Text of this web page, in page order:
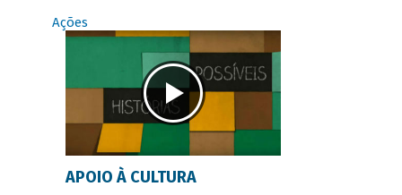
Ações
APOIO À CULTURA